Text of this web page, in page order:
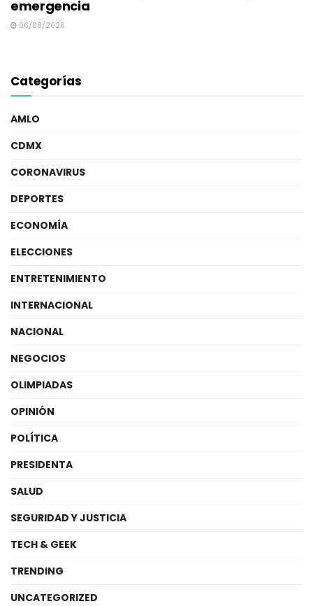
emergencia
06/08/2026
Categorías
AMLO
CDMX
CORONAVIRUS
DEPORTES
ECONOMÍA
ELECCIONES
ENTRETENIMIENTO
INTERNACIONAL
NACIONAL
NEGOCIOS
OLIMPIADAS
OPINIÓN
POLÍTICA
PRESIDENTA
SALUD
SEGURIDAD Y JUSTICIA
TECH & GEEK
TRENDING
UNCATEGORIZED